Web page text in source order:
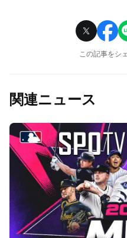
この記事をシ
関連ニュース